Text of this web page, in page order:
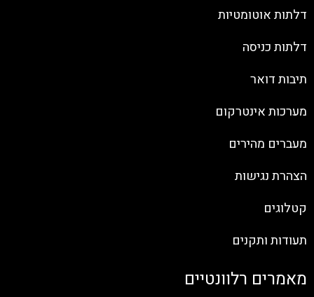
דלתות אוטומטיות
דלתות כניסה
תיבות דואר
מערכות אינטרקום
מעברים מהירים
הצהרת נגישות
קטלוגים
תעודות ותקנים
מאמרים רלוונטיים